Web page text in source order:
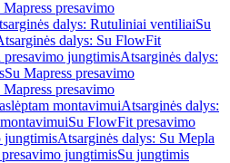
presavimo
dalys: Rutuliniai ventiliaiSu
dalys: Su FlowFit
presavimo jungtimisAtsarginės dalys:
Su Mapress presavimo
presavimo
montavimuiAtsarginės dalys:
Su FlowFit presavimo
jungtimisAtsarginės dalys: Su Mepla
jungtimisSu jungtimis